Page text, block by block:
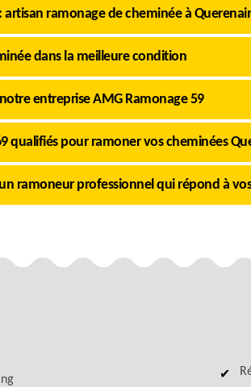
artisan ramonage de cheminée à
dans la meilleure condition
entreprise AMG Ramonage 59
qualifiés pour ramoner vos cheminées
ramoneur professionnel qui répond à